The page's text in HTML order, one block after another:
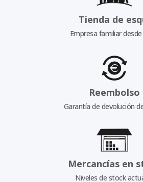
Tienda de
Empresa familiar
Reembolso
Garantía de devolución
Mercancías en
Niveles de stock